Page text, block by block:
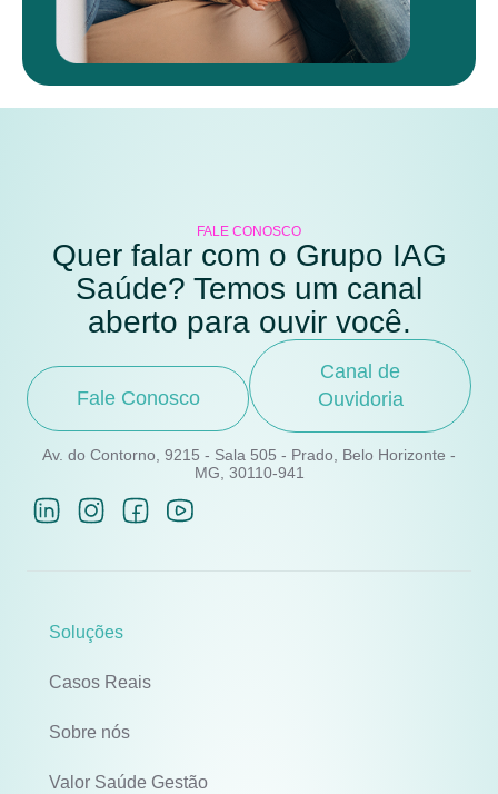
FALE CONOSCO
Quer falar com o Grupo IAG
Saúde? Temos um canal
aberto para ouvir você.
Fale Conosco
Canal de
Ouvidoria
Av. do Contorno, 9215 - Sala 505 - Prado, Belo Horizonte -
MG, 30110-941
Soluções
Casos Reais
Sobre nós
Valor Saúde Gestão